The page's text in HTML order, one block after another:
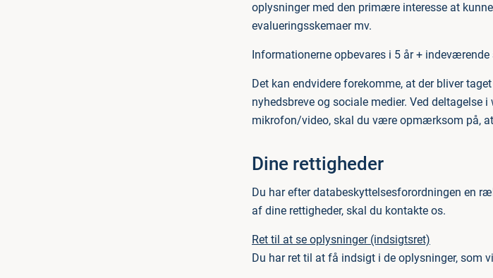
oplysninger med den primære interesse at
evalueringsskemaer mv.
Informationerne opbevares i 5 år + indeværende
Det kan endvidere forekomme, at der bliver
nyhedsbreve og sociale medier. Ved
mikrofon/video, skal du være opmærksom på,
Dine rettigheder
Du har efter databeskyttelsesforordningen en
af dine rettigheder, skal du kontakte os.
Ret til at se oplysninger (indsigtsret)
Du har ret til at få indsigt i de oplysninger, som